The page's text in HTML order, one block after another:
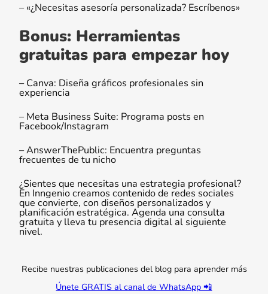
– «¿Necesitas asesoría personalizada? Escríbenos»
Bonus: Herramientas
gratuitas para empezar hoy
– Canva: Diseña gráficos profesionales sin
experiencia
– Meta Business Suite: Programa posts en
Facebook/Instagram
– AnswerThePublic: Encuentra preguntas
frecuentes de tu nicho
¿Sientes que necesitas una estrategia profesional?
En Inngenio creamos contenido de redes sociales
que convierte, con diseños personalizados y
planificación estratégica. Agenda una consulta
gratuita y lleva tu presencia digital al siguiente
nivel.
Recibe nuestras publicaciones del blog para aprender más
Únete GRATIS al canal de WhatsApp 📲